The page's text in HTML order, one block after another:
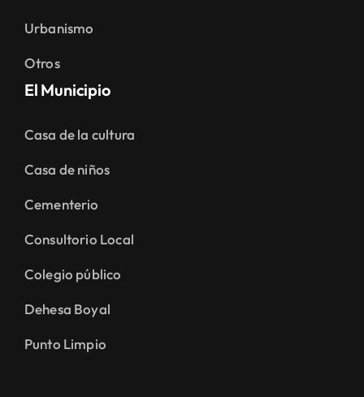
Urbanismo
Otros
El Municipio
Casa de la cultura
Casa de niños
Cementerio
Consultorio Local
Colegio público
Dehesa Boyal
Punto Limpio